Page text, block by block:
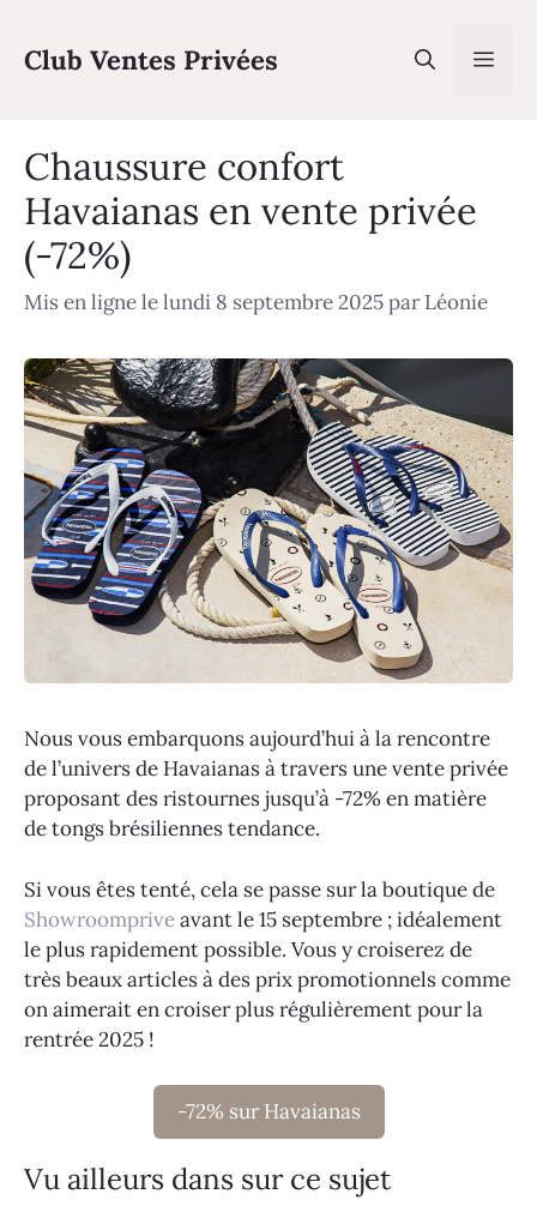
contenu
Club Ventes Privées
Chaussure confort
Havaianas en vente privée
(-72%)
Mis en ligne le lundi 8 septembre 2025parLéonie
Nous vous embarquons aujourd’hui à la rencontre
de l’univers de Havaianas à travers une vente privée
proposant des ristournes jusqu’à -72% en matière
de tongs brésiliennes tendance.
Si vous êtes tenté, cela se passe sur la boutique de
Showroompriveavant le 15 septembre ; idéalement
le plus rapidement possible. Vous y croiserez de
très beaux articles à des prix promotionnels comme
on aimerait en croiser plus régulièrement pour la
rentrée 2025 !
-72% sur Havaianas
Vu ailleurs dans sur ce sujet